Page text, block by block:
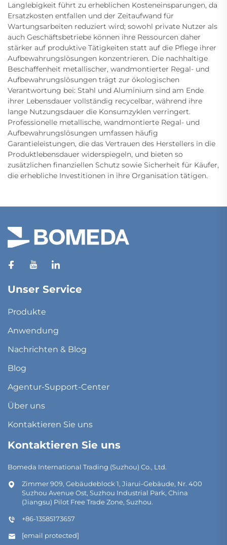
Langlebigkeit führt zu erheblichen Kosteneinsparungen, da
Ersatzkosten entfallen und der Zeitaufwand für
Wartungsarbeiten reduziert wird; sowohl private Nutzer als
auch Geschäftsbetriebe können ihre Ressourcen daher
stärker auf produktive Tätigkeiten statt auf die Pflege ihrer
Aufbewahrungslösungen konzentrieren. Die nachhaltige
Beschaffenheit metallischer, wandmontierter Regal- und
Aufbewahrungslösungen trägt zur ökologischen
Verantwortung bei: Stahl und Aluminium sind am Ende
ihrer Lebensdauer vollständig recycelbar, während ihre
lange Nutzungsdauer die Konsumzyklen verringert.
Professionelle metallische, wandmontierte Regal- und
Aufbewahrungslösungen umfassen häufig
Garantieleistungen, die das Vertrauen des Herstellers in die
Produktlebensdauer widerspiegeln, und bieten so
zusätzlichen finanziellen Schutz sowie Sicherheit für Käufer,
die erhebliche Investitionen in ihre Organisation tätigen.
Unser Service
Produkte
Anwendung
Nachrichten & Blog
Blog
Agentur-Support-Center
Über uns
Kontaktieren Sie uns
Kontaktieren Sie uns
Bomeda International Trading (Suzhou) Co., Ltd.
Zimmer 909, Gebäudeblock 1, Jiarui-Gebäude, Nr. 400
Suzhou Avenue Ost, Suzhou Industrial Park, China
(Jiangsu) Pilot Free Trade Zone, Suzhou.
+86-13585173657
[email protected]